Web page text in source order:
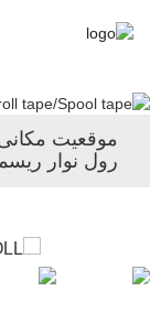
موقعیت
رول نوار